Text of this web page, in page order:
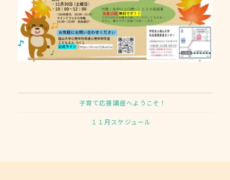
子育て応援講座へようこそ！
１１月スケジュール